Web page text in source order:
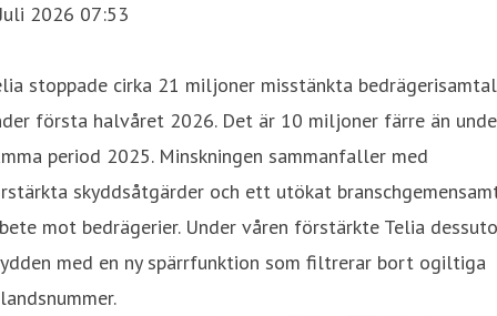
2026 07:53
stoppade cirka 21 miljoner misstänkta bedrägerisamtal
första halvåret 2026. Det är 10 miljoner färre än
period 2025. Minskningen sammanfaller med
skyddsåtgärder och ett utökat
mot bedrägerier. Under våren förstärkte Telia
med en ny spärrfunktion som filtrerar bort ogiltiga